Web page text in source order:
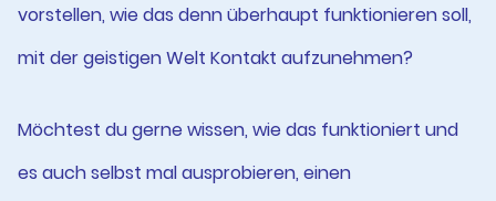
vorstellen, wie das denn überhaupt funktionieren soll,
mit der geistigen Welt Kontakt aufzunehmen?
Möchtest du gerne wissen, wie das funktioniert und
es auch selbst mal ausprobieren, einen